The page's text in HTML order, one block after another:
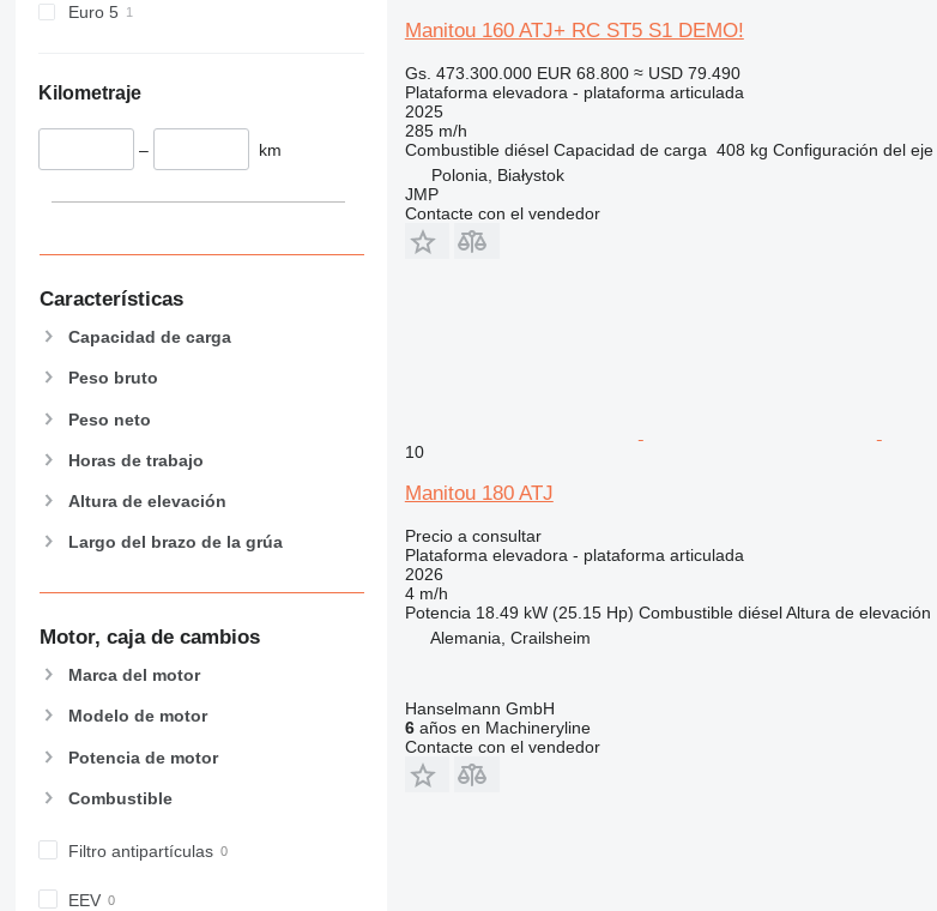
Euro 5
Kilometraje
– km
Características
Capacidad de carga
Peso bruto
Peso neto
Horas de trabajo
Altura de elevación
Largo del brazo de la grúa
Motor, caja de cambios
Marca del motor
Modelo de motor
Potencia de motor
Combustible
Filtro antipartículas
EEV
Manitou 160 ATJ+ RC ST5 S1 DEMO!
Gs. 473.300.000 EUR 68.800 ≈ USD 79.490
Plataforma elevadora - plataforma articulada
2025
285 m/h
Combustible diésel Capacidad de carga 408 kg Configuración del eje
Polonia, Białystok
JMP
Contacte con el vendedor
10
Manitou 180 ATJ
Precio a consultar
Plataforma elevadora - plataforma articulada
2026
4 m/h
Potencia 18.49 kW (25.15 Hp) Combustible diésel Altura de elevación
Alemania, Crailsheim
Hanselmann GmbH
6años en Machineryline
Contacte con el vendedor